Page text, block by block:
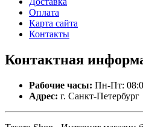
Оплата
Карта сайта
Контакты
Контактная
Рабочие часы: Пн-Пт:
Адрес: г. Санкт-Петербург